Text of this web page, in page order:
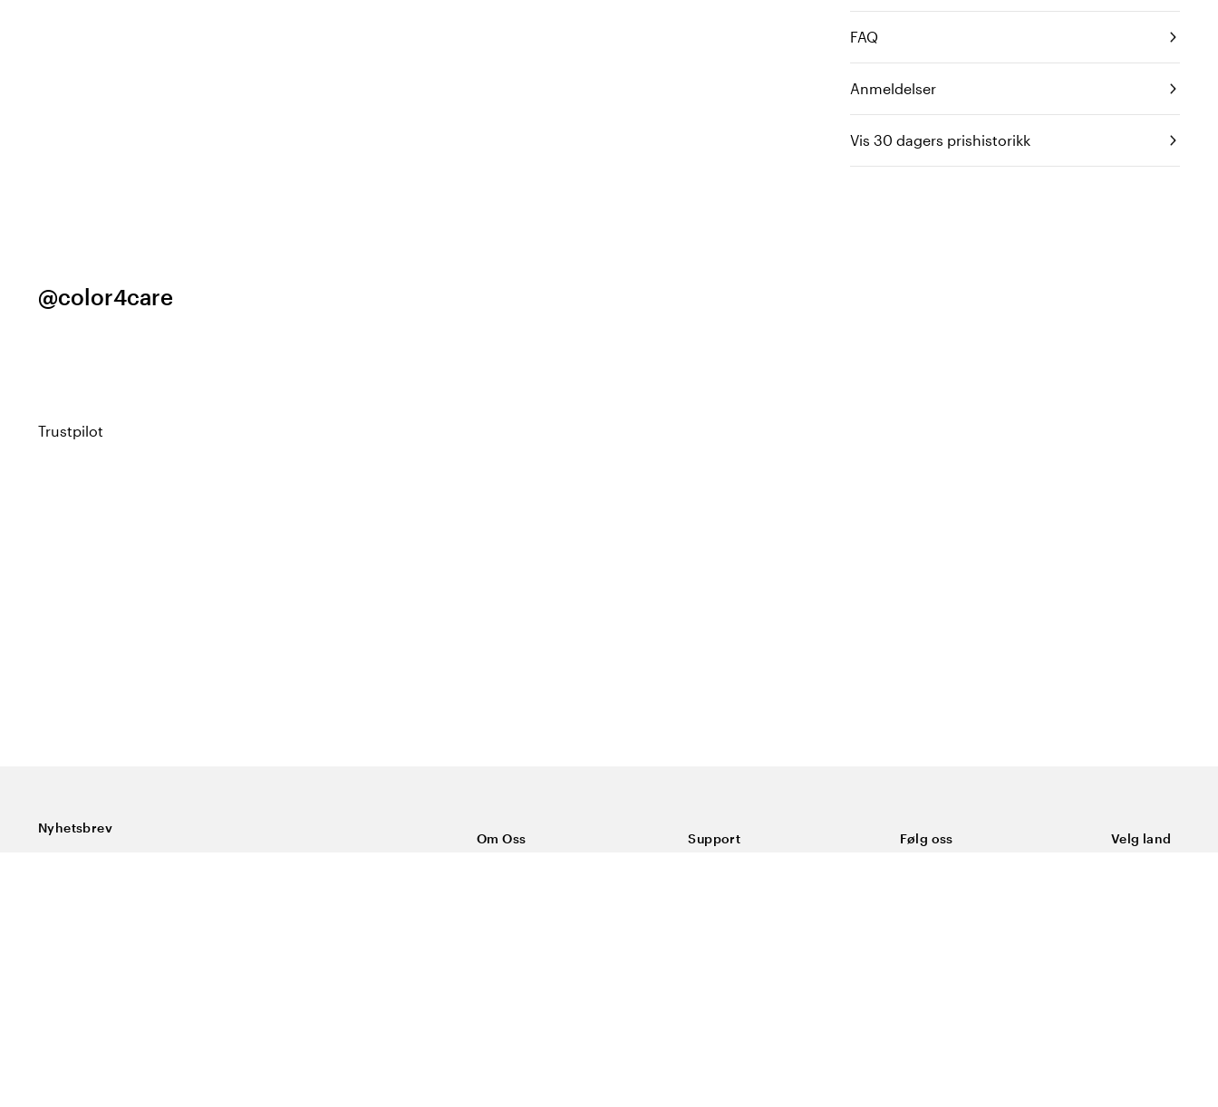
FAQ
Anmeldelser
Vis 30 dagers prishistorikk
@color4care
Trustpilot
Nyhetsbrev
Om Oss Support Følg oss Velg land